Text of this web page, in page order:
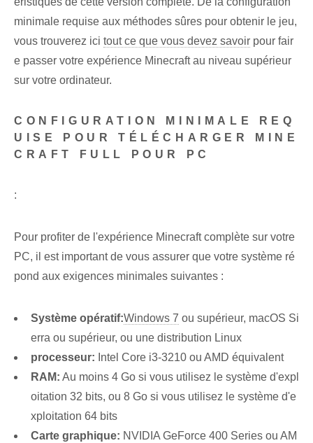
minimale requise aux méthodes sûres pour obtenir le jeu,
vous trouverez ici tout ce que vous devez savoir ​pour fair
e passer votre expérience Minecraft au niveau supérieur
sur votre ordinateur.
CONFIGURATION MINIMALE REQ
UISE POUR TÉLÉCHARGER MINE
CRAFT FULL POUR PC
:
Pour profiter⁤ de l'expérience Minecraft complète sur votre
PC, il est important de vous assurer que votre⁢ système ré
pond aux exigences minimales suivantes :
Système opératif:Windows 7 ou supérieur, macOS Si
erra ou supérieur, ou une distribution Linux
processeur: Intel Core i3-3210 ou AMD équivalent
RAM: Au moins 4 Go si vous utilisez le système d'expl
oitation 32 bits, ou 8 Go si vous utilisez le système d'e
xploitation 64 bits
Carte graphique: NVIDIA GeForce 400 Series ou AM